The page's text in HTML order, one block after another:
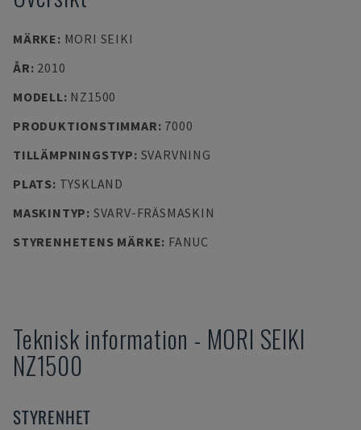
MÄRKE: MORI SEIKI
ÅR: 2010
MODELL: NZ1500
PRODUKTIONSTIMMAR: 7000
TILLÄMPNINGSTYP: SVARVNING
PLATS: TYSKLAND
MASKINTYP: SVARV-FRÄSMASKIN
STYRENHETENS MÄRKE: FANUC
Teknisk information - MORI SEIKI
NZ1500
STYRENHET